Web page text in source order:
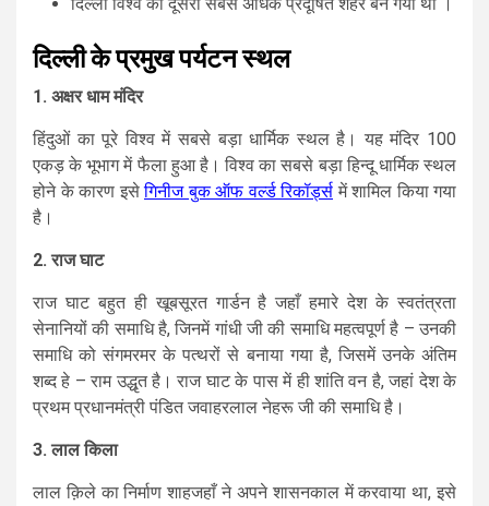
दिल्लीकेप्रमुखपर्यटनस्थल
1. अक्षर धाम मंदिर
हिंदुओं का पूरे विश्व में सबसे बड़ा धार्मिक स्थल है। यह मंदिर 100
एकड़ के भूभाग में फैला हुआ है। विश्व का सबसे बड़ा हिन्दू धार्मिक स्थल
होने के कारण इसेगिनीज बुक ऑफ वर्ल्ड रिकॉर्ड्स में शामिल किया गया
है।
2.राज घाट
राज घाट बहुत ही खूबसूरत गार्डन है जहाँ हमारे देश के स्वतंत्रता
सेनानियों की समाधि है, जिनमें गांधी जी की समाधि महत्वपूर्ण है – उनकी
समाधि को संगमरमर के पत्थरों से बनाया गया है, जिसमें उनके अंतिम
शब्द हे – राम उद्धृत है। राज घाट के पास में ही शांति वन है, जहां देश के
प्रथम प्रधानमंत्री पंडित जवाहरलाल नेहरू जी की समाधि है।
3. लाल किला
लाल क़िले का निर्माण शाहजहाँ ने अपने शासनकाल में करवाया था, इसे